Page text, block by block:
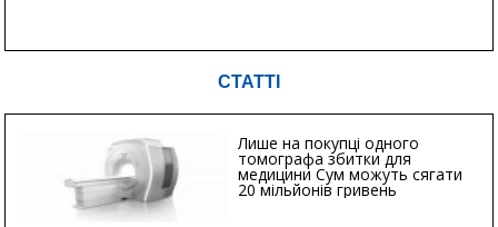
СТАТТІ
Лише на покупці одного
томографа збитки для
медицини Сум можуть сягати
20 мільйонів гривень